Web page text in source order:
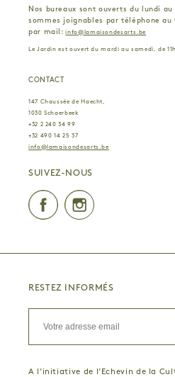
Nos bureaux sont ouverts du lundi au
sommes joignables par téléphone au
par mail:info@lamaisondesarts.be
Le Jardin est ouvert du mardi au samedi, de
CONTACT
147 Chaussée de Haecht,
1030 Schaerbeek
+32 2 240 34 99
+32 490 14 25 37
info@lamaisondesarts.be
SUIVEZ-NOUS
RESTEZ INFORMÉS
A l’initiative de l’Echevin de la